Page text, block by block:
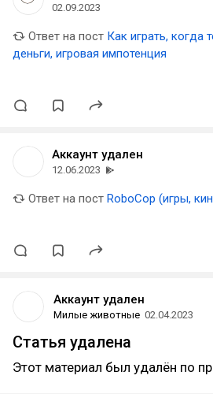
02.09.2023
Ответ на пост Как играть, когда
деньги, игровая импотенция
Аккаунт удален
12.06.2023
Ответ на пост RoboCop (игры,
Аккаунт удален
Милые животные 02.04.2023
Статья удалена
Этот материал был удалён по